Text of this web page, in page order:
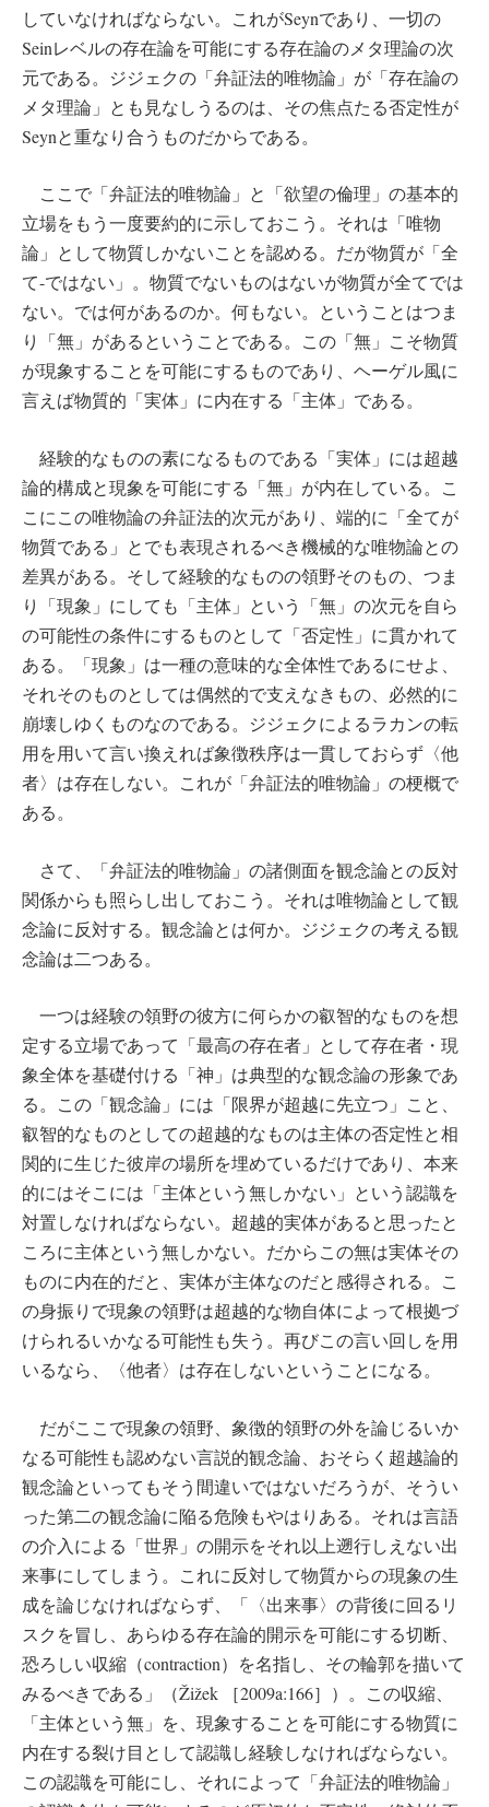
していなければならない。これがSeynであり、一切の
Seinレベルの存在論を可能にする存在論のメタ理論の次
元である。ジジェクの「弁証法的唯物論」が「存在論の
メタ理論」とも見なしうるのは、その焦点たる否定性が
Seynと重なり合うものだからである。
ここで「弁証法的唯物論」と「欲望の倫理」の基本的
立場をもう一度要約的に示しておこう。それは「唯物
論」として物質しかないことを認める。だが物質が「全
て-ではない」。物質でないものはないが物質が全てでは
ない。では何があるのか。何もない。ということはつま
り「無」があるということである。この「無」こそ物質
が現象することを可能にするものであり、ヘーゲル風に
言えば物質的「実体」に内在する「主体」である。
経験的なものの素になるものである「実体」には超越
論的構成と現象を可能にする「無」が内在している。こ
こにこの唯物論の弁証法的次元があり、端的に「全てが
物質である」とでも表現されるべき機械的な唯物論との
差異がある。そして経験的なものの領野そのもの、つま
り「現象」にしても「主体」という「無」の次元を自ら
の可能性の条件にするものとして「否定性」に貫かれて
ある。「現象」は一種の意味的な全体性であるにせよ、
それそのものとしては偶然的で支えなきもの、必然的に
崩壊しゆくものなのである。ジジェクによるラカンの転
用を用いて言い換えれば象徴秩序は一貫しておらず〈他
者〉は存在しない。これが「弁証法的唯物論」の梗概で
ある。
さて、「弁証法的唯物論」の諸側面を観念論との反対
関係からも照らし出しておこう。それは唯物論として観
念論に反対する。観念論とは何か。ジジェクの考える観
念論は二つある。
一つは経験の領野の彼方に何らかの叡智的なものを想
定する立場であって「最高の存在者」として存在者・現
象全体を基礎付ける「神」は典型的な観念論の形象であ
る。この「観念論」には「限界が超越に先立つ」こと、
叡智的なものとしての超越的なものは主体の否定性と相
関的に生じた彼岸の場所を埋めているだけであり、本来
的にはそこには「主体という無しかない」という認識を
対置しなければならない。超越的実体があると思ったと
ころに主体という無しかない。だからこの無は実体その
ものに内在的だと、実体が主体なのだと感得される。こ
の身振りで現象の領野は超越的な物自体によって根拠づ
けられるいかなる可能性も失う。再びこの言い回しを用
いるなら、〈他者〉は存在しないということになる。
だがここで現象の領野、象徴的領野の外を論じるいか
なる可能性も認めない言説的観念論、おそらく超越論的
観念論といってもそう間違いではないだろうが、そうい
った第二の観念論に陥る危険もやはりある。それは言語
の介入による「世界」の開示をそれ以上遡行しえない出
来事にしてしまう。これに反対して物質からの現象の生
成を論じなければならず、「〈出来事〉の背後に回るリ
スクを冒し、あらゆる存在論的開示を可能にする切断、
恐ろしい収縮（contraction）を名指し、その輪郭を描いて
みるべきである」（Žižek ［2009a:166］）。この収縮、
「主体という無」を、現象することを可能にする物質に
内在する裂け目として認識し経験しなければならない。
この認識を可能にし、それによって「弁証法的唯物論」